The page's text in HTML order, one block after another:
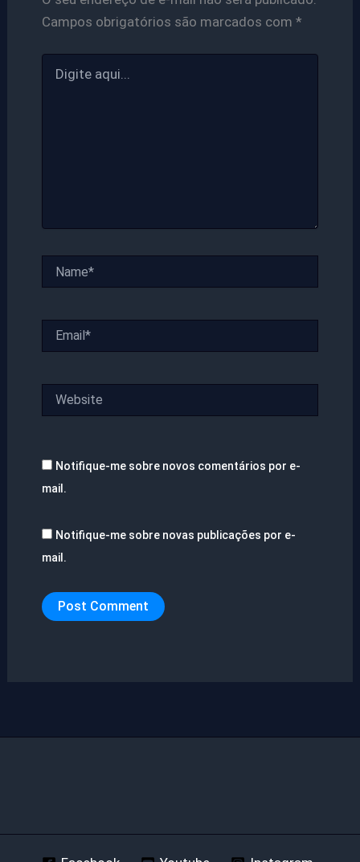
Campos obrigatórios são marcados com *
aqui...
Notifique-me sobre novos comentários por e-
mail.
Notifique-me sobre novas publicações por e-
mail.